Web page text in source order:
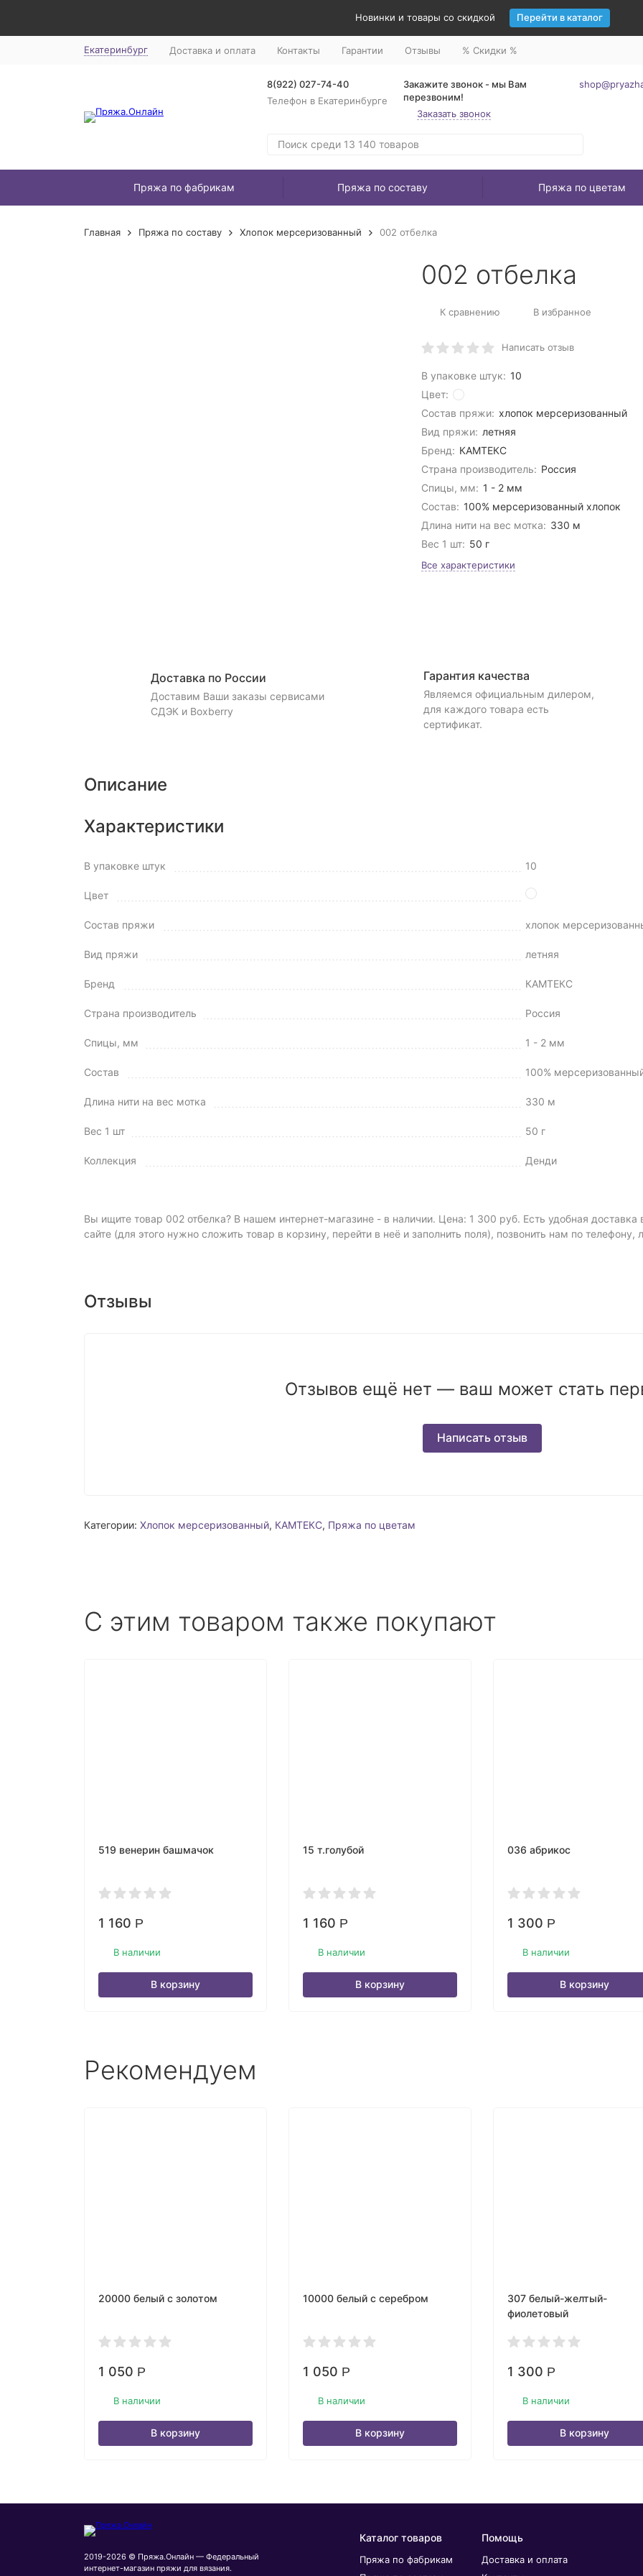
Новинки и товары со скидкой Перейти в каталог
Екатеринбург Доставка и оплата Контакты Гарантии Отзывы % Скидки %
8(922) 027-74-40
Телефон в Екатеринбурге
Закажите звонок - мы Вам
перезвоним!
Заказать звонок
Пряжа по фабрикам Пряжа по составу Пряжа по цветам
Главная Пряжа по составу Хлопок мерсеризованный 002 отбелка
002 отбелка
К сравнению В избранное
Написать отзыв
В упаковке штук: 10
Цвет:
Состав пряжи: хлопок мерсеризованный
Вид пряжи: летняя
Бренд: КАМТЕКС
Страна производитель: Россия
Спицы, мм: 1 - 2 мм
Состав: 100% мерсеризованный хлопок
Длина нити на вес мотка: 330 м
Вес 1 шт: 50 г
Все характеристики
Доставка по России
Доставим Ваши заказы сервисами
СДЭК и Boxberry
Гарантия качества
Являемся официальным дилером,
для каждого товара есть
сертификат.
Описание
Характеристики
В упаковке штук 10
Цвет
Состав пряжи хлопок
Вид пряжи летняя
Бренд КАМТЕКС
Страна производитель Россия
Спицы, мм 1 - 2 мм
Состав 100%
Длина нити на вес мотка 330 м
Вес 1 шт 50 г
Коллекция Денди
Вы ищите товар 002 отбелка? В нашем интернет-магазине - в наличии. Цена: 1 300 руб. Есть удобная
сайте (для этого нужно сложить товар в корзину, перейти в неё и заполнить поля), позвонить нам по
Отзывы
Отзывов ещё нет — ваш может стать
Написать отзыв
Категории: Хлопок мерсеризованный, КАМТЕКС, Пряжа по цветам
С этим товаром также покупают
519 венерин башмачок
1 160 Р
В наличии
В корзину
15 т.голубой
1 160 Р
В наличии
В корзину
036 абрикос
1 300 Р
В наличии
В корзину
Рекомендуем
20000 белый с золотом
1 050 Р
В наличии
В корзину
10000 белый с серебром
1 050 Р
В наличии
В корзину
307 белый-желтый-
фиолетовый
1 300 Р
В наличии
В корзину
2019-2026 © Пряжа.Онлайн — Федеральный
интернет-магазин пряжи для вязания.
Каталог товаров
Пряжа по фабрикам
Помощь
Доставка и оплата